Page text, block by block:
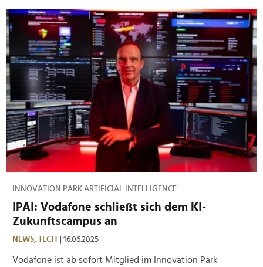
INNOVATION PARK ARTIFICIAL INTELLIGENCE
IPAI: Vodafone schließt sich dem KI-
Zukunftscampus an
NEWS, TECH | 16.06.2025
Vodafone ist ab sofort Mitglied im Innovation Park